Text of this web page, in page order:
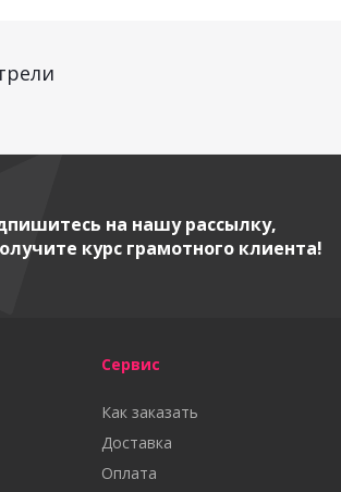
на нашу рассылку,
курс грамотного клиента!
Сервис
Как заказать
Доставка
Оплата